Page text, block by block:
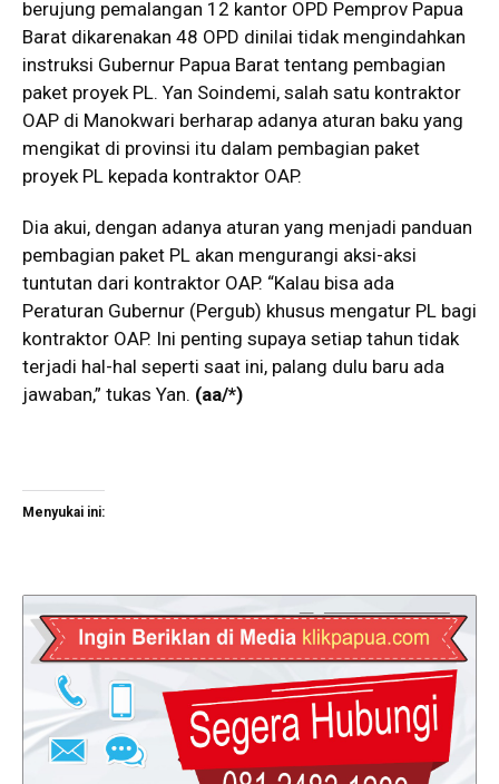
berujung pemalangan 12 kantor OPD Pemprov Papua
Barat dikarenakan 48 OPD dinilai tidak mengindahkan
instruksi Gubernur Papua Barat tentang pembagian
paket proyek PL. Yan Soindemi, salah satu kontraktor
OAP di Manokwari berharap adanya aturan baku yang
mengikat di provinsi itu dalam pembagian paket
proyek PL kepada kontraktor OAP.
Dia akui, dengan adanya aturan yang menjadi panduan
pembagian paket PL akan mengurangi aksi-aksi
tuntutan dari kontraktor OAP. “Kalau bisa ada
Peraturan Gubernur (Pergub) khusus mengatur PL bagi
kontraktor OAP. Ini penting supaya setiap tahun tidak
terjadi hal-hal seperti saat ini, palang dulu baru ada
jawaban,” tukas Yan. (aa/*)
Menyukai ini: